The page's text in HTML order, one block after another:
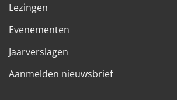
Lezingen
Evenementen
Jaarverslagen
Aanmelden nieuwsbrief